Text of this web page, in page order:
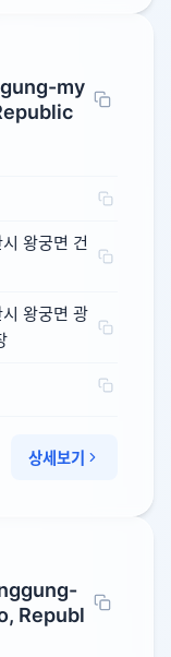
my
왕궁면 건
왕궁면 광
상세보기
Republ